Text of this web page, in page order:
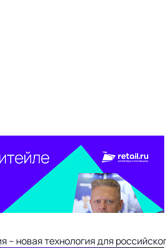
– новая технология для